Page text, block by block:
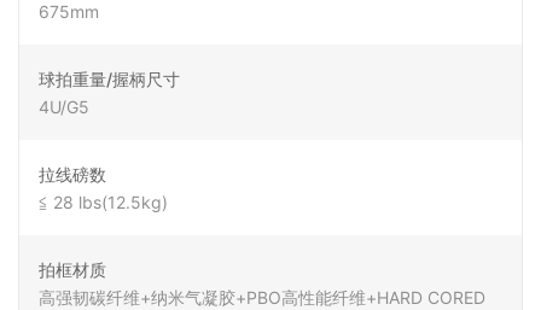
675mm
球拍重量/握柄尺寸
4U/G5
拉线磅数
≦ 28 lbs(12.5kg)
拍框材质
高强韧碳纤维+纳米气凝胶+PBO高性能纤维+HARD CORED